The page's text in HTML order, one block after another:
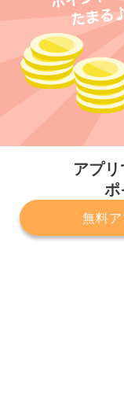
アプ
ポ
無料
プライバシ
サービスに関し